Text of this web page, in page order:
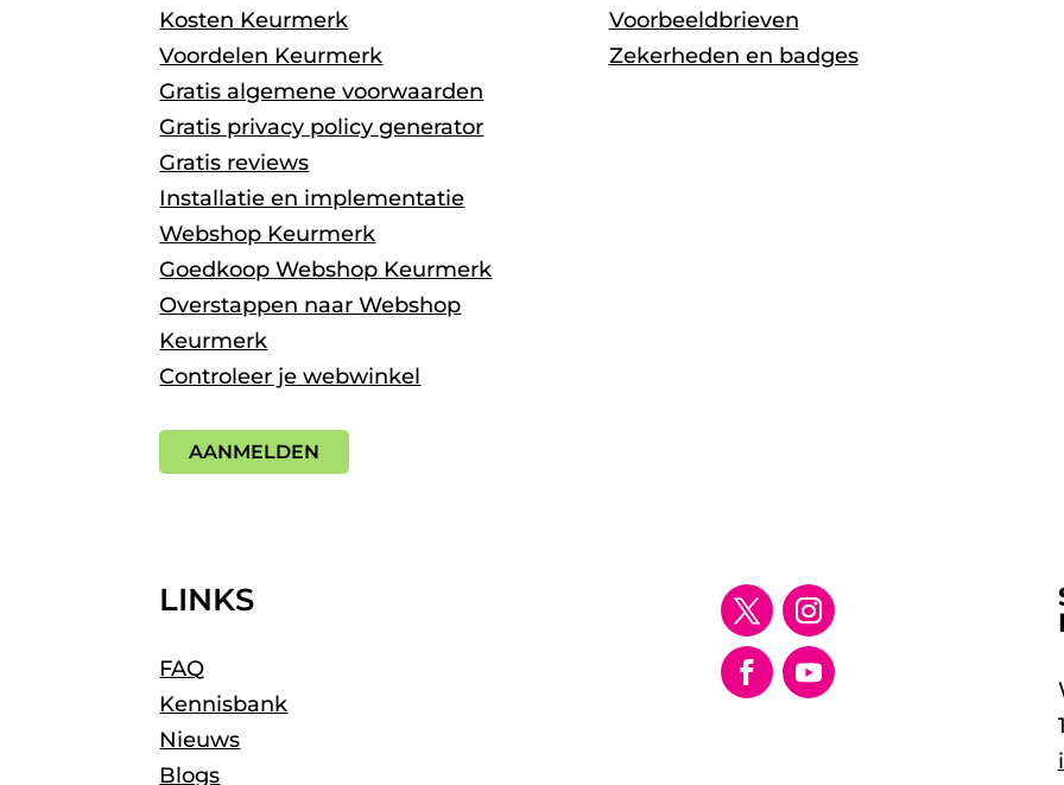
Kosten Keurmerk
Voordelen Keurmerk
Gratis algemene voorwaarden
Gratis privacy policy generator
Gratis reviews
Installatie en implementatie
Webshop Keurmerk
Goedkoop Webshop Keurmerk
Overstappen naar Webshop
Keurmerk
Controleer je webwinkel
AANMELDEN
Voorbeeldbrieven
Zekerheden en badges
LINKS
FAQ
Kennisbank
Nieuws
Blogs